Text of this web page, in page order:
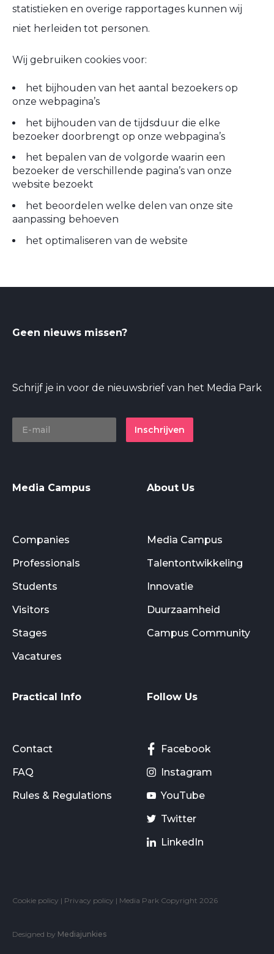
statistieken en overige rapportages kunnen wij
niet herleiden tot personen.
Wij gebruiken cookies voor:
het bijhouden van het aantal bezoekers op
onze webpagina’s
het bijhouden van de tijdsduur die elke
bezoeker doorbrengt op onze webpagina’s
het bepalen van de volgorde waarin een
bezoeker de verschillende pagina’s van onze
website bezoekt
het beoordelen welke delen van onze site
aanpassing behoeven
het optimaliseren van de website
Geen nieuws missen?
Schrijf je in voor de nieuwsbrief van het Media Park
Inschrijven
Media Campus
Companies
Professionals
Students
Visitors
Stages
Vacatures
About Us
Media Campus
Talentontwikkeling
Innovatie
Duurzaamheid
Campus Community
Practical Info
Contact
FAQ
Rules & Regulations
Follow Us
Facebook
Instagram
YouTube
Twitter
LinkedIn
Cookie policy | Privacy policy | Media Park Copyright 2026
Designed by Mediajunkies